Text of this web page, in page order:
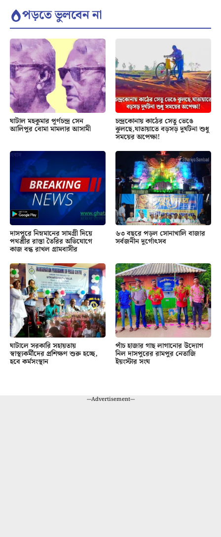
পড়তে ভুলবেন না
ঘাটাল মহকুমার পূর্ণচন্দ্র সেন
আলিপুর বোমা মামলার আসামী
চন্দ্রকোনায় কাঠের সেতু ভেঙে
ঝুলছে,যাতায়াতে বড়সড় দুর্ঘটনা শুধু
সময়ের অপেক্ষা!
দাসপুরে নিম্নমানের সামগ্রী দিয়ে
পথশ্রীর রাস্তা তৈরির অভিযোগে
কাজ বন্ধ রাখল গ্রামবাসীর
৬৩ বছরে পড়ল সোনাখালি বাজার
সর্বজনীন দুর্গোৎসব
ঘাটালে সরকারি সহায়তায়
স্বাস্থ্যকর্মীদের প্রশিক্ষণ শুরু হচ্ছে,
হবে কর্মসংস্থান
পাঁচ হাজার গাছ লাগানোর উদ্যোগ
নিল দাসপুরের রামপুর নেতাজি
ইয়ংস্টার সংঘ
---Advertisement---